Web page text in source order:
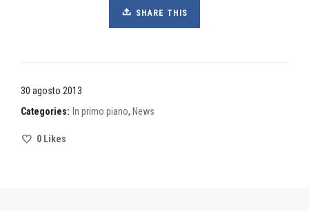
SHARE THIS
30 agosto 2013
Categories: In primo piano, News
0 Likes